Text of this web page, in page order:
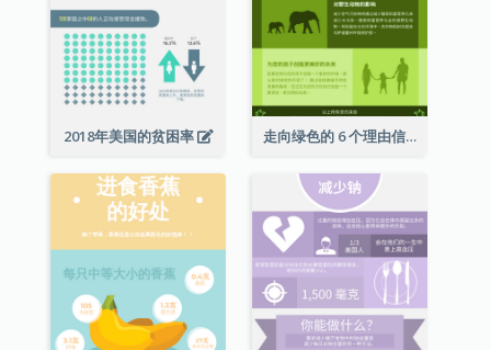
2018年美国的贫困率 走向绿色的 6 个理由信息图表